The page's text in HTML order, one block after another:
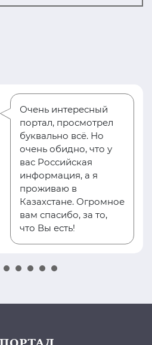
Очень интересный
портал, просмотрел
буквально всё. Но
очень обидно, что у
вас Российская
информация, а я
проживаю в
Казахстане. Огромное
вам спасибо, за то,
что Вы есть!